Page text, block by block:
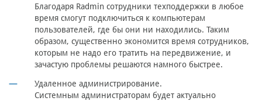
Благодаря Radmin сотрудники техподдержки в любое
время смогут подключиться к компьютерам
пользователей, где бы они ни находились. Таким
образом, существенно экономится время сотрудников,
которым не надо его тратить на передвижение, и
зачастую проблемы решаются намного быстрее.
Удаленное администрирование.
Системным администраторам будет актуально